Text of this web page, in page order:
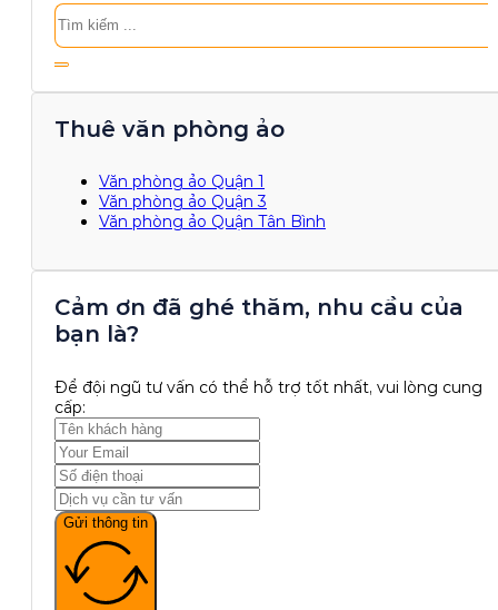
Tìm
kiếm
Thuê văn phòng ảo
Văn phòng ảo Quận 1
Văn phòng ảo Quận 3
Văn phòng ảo Quận Tân Bình
Cảm ơn đã ghé thăm, nhu cầu của
bạn là?
Để đội ngũ tư vấn có thể hỗ trợ tốt nhất, vui lòng cung
cấp:
Gửi thông tin